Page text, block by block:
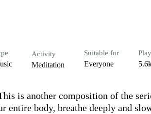
Activity
Meditation
Suitable for
Everyone
is another composition of the
entire body, breathe deeply and